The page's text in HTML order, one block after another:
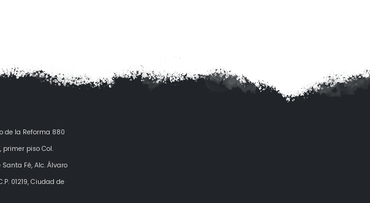
de la Reforma 880
primer piso Col.
Santa Fé, Alc. Álvaro
01219, Ciudad de